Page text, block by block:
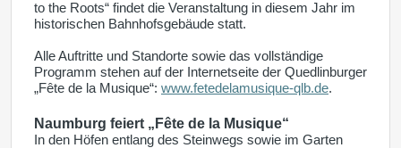
to the Roots“ findet die Veranstaltung in diesem Jahr im
historischen Bahnhofsgebäude statt.
Alle Auftritte und Standorte sowie das vollständige
Programm stehen auf der Internetseite der Quedlinburger
„Fête de la Musique“: www.fetedelamusique-qlb.de.
Naumburg feiert „Fête de la Musique“
In den Höfen entlang des Steinwegs sowie im Garten